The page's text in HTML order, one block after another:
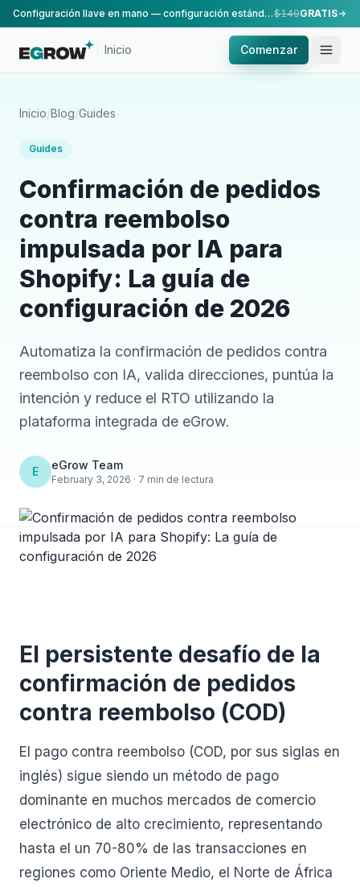
Configuración llave en mano — configuración estándar, realizada por nuestro equipo.$149GRATIS
Inicio Comenzar
Inicio/Blog/Guides
Guides
Confirmación de pedidos
contra reembolso
impulsada por IA para
Shopify: La guía de
configuración de 2026
Automatiza la confirmación de pedidos contra
reembolso con IA, valida direcciones, puntúa la
intención y reduce el RTO utilizando la
plataforma integrada de eGrow.
E eGrow Team
February 3, 2026 · 7 min de lectura
El persistente desafío de la
confirmación de pedidos
contra reembolso (COD)
El pago contra reembolso (COD, por sus siglas en
inglés) sigue siendo un método de pago
dominante en muchos mercados de comercio
electrónico de alto crecimiento, representando
hasta el un 70-80% de las transacciones en
regiones como Oriente Medio, el Norte de África